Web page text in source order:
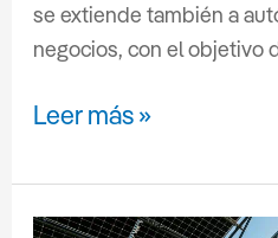
se extiende también a
negocios, con el objetivo
Leer más »